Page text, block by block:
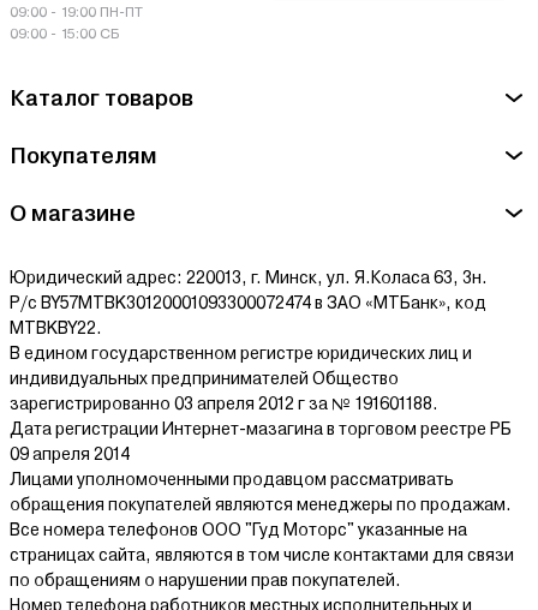
Каталог товаров
Покупателям
О магазине
Юридический адрес: 220013, г. Минск, ул. Я.Коласа 63, 3н.
Р/с BY57MTBK30120001093300072474 в ЗАО «МТБанк», код
MTBKBY22.
В едином государственном регистре юридических лиц и
индивидуальных предпринимателей Общество
зарегистрированно 03 апреля 2012 г за № 191601188.
Дата регистрации Интернет-мазагина в торговом реестре РБ
09 апреля 2014
Лицами уполномоченными продавцом рассматривать
обращения покупателей являются менеджеры по продажам.
Все номера телефонов ООО "Гуд Моторс" указанные на
страницах сайта, являются в том числе контактами для связи
по обращениям о нарушении прав покупателей.
Номер телефона работников местных исполнительных и
09:00 - 19:00 ПН-ПТ
09:00 - 15:00 СБ